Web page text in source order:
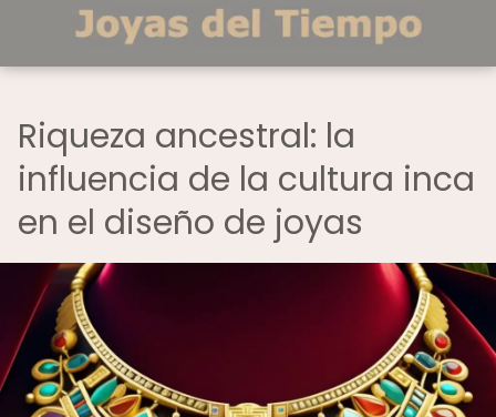
Riqueza ancestral: la
influencia de la cultura inca
en el diseño de joyas